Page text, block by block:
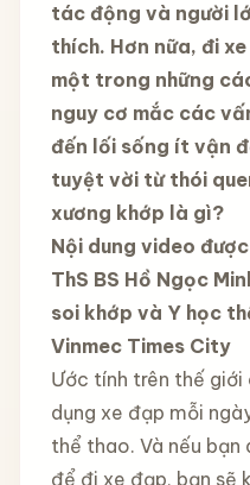
tác động và người
thích. Hơn nữa, đi
một trong những
nguy cơ mắc các
đến lối sống ít vận
tuyệt vời từ thói
xương khớp là gì?
Nội dung video
ThS BS Hồ Ngọc
soi khớp và Y học
Vinmec Times City
Ước tính trên thế giới
dụng xe đạp mỗi
thể thao. Và nếu
để đi xe đạp, bạn sẽ